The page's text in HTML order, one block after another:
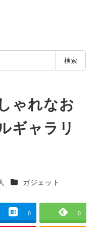
検索
ゃれなお
ギャラリ
カテゴリー
ガジェット
0 0